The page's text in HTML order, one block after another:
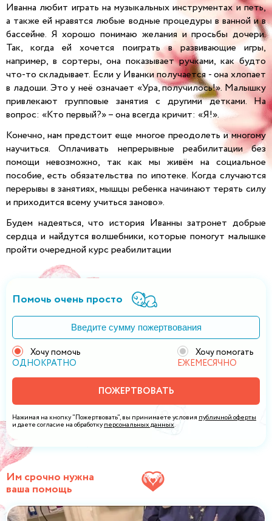
Иванна любит играть на музыкальных инструментах и петь,
а также ей нравятся любые водные процедуры в ванной и в
бассейне. Я хорошо понимаю желания и просьбы дочери.
Так, когда ей хочется поиграть в развивающие игры,
например, в сортеры, она показывает ручками, как будто
что-то складывает. Если у Иванки получается - она хлопает
в ладоши. Это у неё означает «Ура, получилось!». Малышку
привлекают групповые занятия с другими детками. На
вопрос: «Кто первый?» – она всегда кричит: «Я!».
Конечно, нам предстоит еще многое преодолеть и многому
научиться. Оплачивать непрерывные реабилитации без
помощи невозможно, так как мы живём на социальное
пособие, есть обязательства по ипотеке. Когда случаются
перерывы в занятиях, мышцы ребенка начинают терять силу
и приходится всему учиться заново».
Будем надеяться, что история Иванны затронет добрые
сердца и найдутся волшебники, которые помогут малышке
пройти очередной курс реабилитации
Помочь очень просто
Хочу помочь
ОДНОКРАТНО
Хочу помогать
ЕЖЕМЕСЯЧНО
ПОЖЕРТВОВАТЬ
Нажимая на кнопку "Пожертвовать", вы принимаете условия публичной оферты
и даете согласие на обработкуперсональных данных.
Им срочно нужна
ваша помощь